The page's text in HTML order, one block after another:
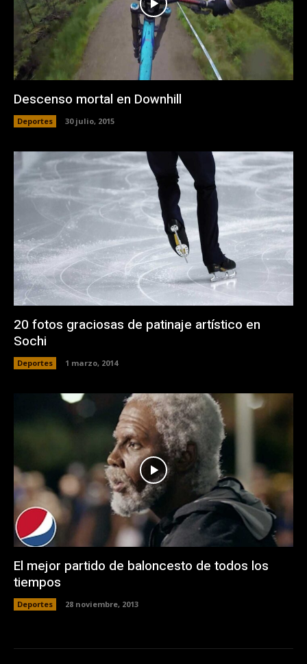
Descenso mortal en Downhill
Deportes 30 julio, 2015
20 fotos graciosas de patinaje artí­stico en
Sochi
Deportes 1 marzo, 2014
El mejor partido de baloncesto de todos los
tiempos
Deportes 28 noviembre, 2013